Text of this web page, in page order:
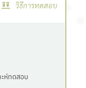
วิธีการทดสอบ
ะห์ทดสอบ